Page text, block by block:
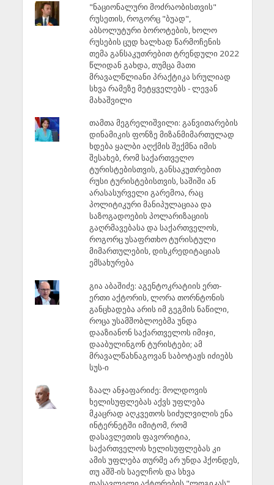
"ნაციონალური მოძრაობისთვის"
რუსეთის, როგორც "ბუად",
აბსოლუტური ბოროტების, ხოლო
რუსების ცუდ ხალხად წარმოჩენის
თემა განსაკუთრებით ტრენდული 2022
წლიდან გახდა, თუმცა მათი
მრავალწლიანი პრაქტიკა სრულიად
სხვა რამეზე მეტყველებს - ლევან
მახაშვილი
თამთა მეგრელიშვილი: განვითარების
დინამიკის ფონზე მიზანმიმართულად
ხდება ყალბი აღქმის შექმნა იმის
შესახებ, რომ საქართველო
ტურისტებისთვის, განსაკუთრებით
რუსი ტურისტებისთვის, საშიში ან
არასასურველი გარემოა, რაც
პოლიტიკური მანიპულაციაა და
საზოგადოების პოლარიზაციის
გაღრმავებასა და საქართველოს,
როგორც უსაფრთხო ტურისტული
მიმართულების, დისკრედიტაციას
ემსახურება
გია აბაშიძე: აგენტოკრატიის ერთ-
ერთი აქტორის, ლორა თორნტონის
განცხადება არის იმ გეგმის ნაწილი,
როცა უსამშობლოებმა უნდა
დააზიანონ საქართველოს იმიჯი,
დააბულინგონ ტურისტები; ამ
მრავალწახნაგოვან საბოტაჟს იძიებს
სუს-ი
ზაალ ანჯაფარიძე: მოლდოვის
ხელისუფლებას აქვს უფლება
მკაცრად აღკვეთოს სიძულვილის ენა
ინტერნეტში იმიტომ, რომ
დასავლეთის ფავორიტია,
საქართველოს ხელისუფლებას კი
ამის უფლება თურმე არ უნდა ჰქონდეს,
თუ აშშ-ის საელჩოს და სხვა